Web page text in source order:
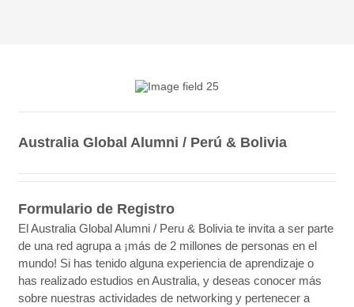
Australia Global Alumni / Perú & Bolivia
Formulario de Registro
El Australia Global Alumni / Peru & Bolivia te invita a ser parte
de una red agrupa a ¡más de 2 millones de personas en el
mundo! Si has tenido alguna experiencia de aprendizaje o
has realizado estudios en Australia, y deseas conocer más
sobre nuestras actividades de networking y pertenecer a